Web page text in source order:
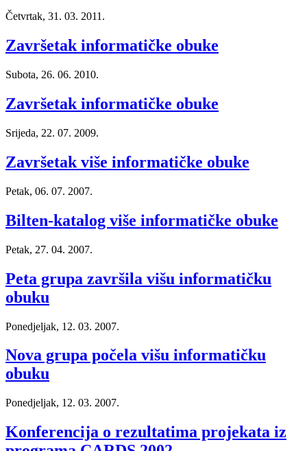
Četvrtak, 31. 03. 2011.
Završetak informatičke obuke
Subota, 26. 06. 2010.
Završetak informatičke obuke
Srijeda, 22. 07. 2009.
Završetak više informatičke obuke
Petak, 06. 07. 2007.
Bilten-katalog više informatičke obuke
Petak, 27. 04. 2007.
Peta grupa završila višu informatičku
obuku
Ponedjeljak, 12. 03. 2007.
Nova grupa počela višu informatičku
obuku
Ponedjeljak, 12. 03. 2007.
Konferencija o rezultatima projekata iz